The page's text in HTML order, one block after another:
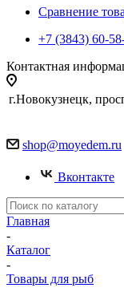
Сравнение
+7 (3843) 60-
Контактная
г.Новокузнецк,
shop@moyedem.ru
Вконтакте
Главная
-
Каталог
-
Товары для рыб